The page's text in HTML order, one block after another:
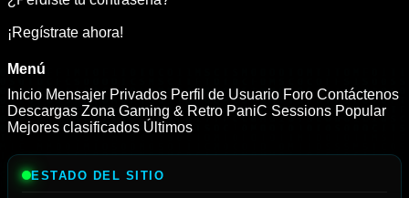
¡Regístrate ahora!
Menú
Inicio Mensajer Privados Perfil de Usuario Foro Contáctenos
Descargas Zona Gaming & Retro PaniC Sessions Popular
Mejores clasificados Últimos
ESTADO DEL SITIO